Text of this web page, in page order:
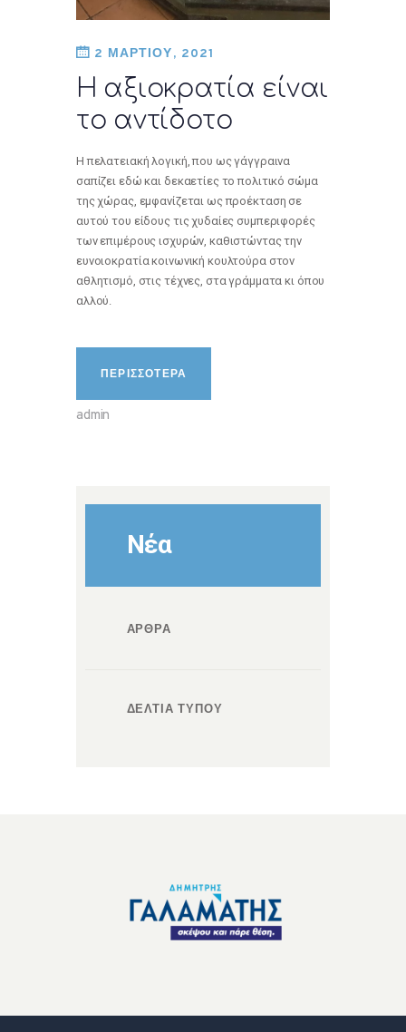
2 ΜΑΡΤΙΟΥ, 2021
Η αξιοκρατία είναι
το αντίδοτο
Η πελατειακή λογική, που ως γάγγραινα
σαπίζει εδώ και δεκαετίες το πολιτικό σώμα
της χώρας, εμφανίζεται ως προέκταση σε
αυτού του είδους τις χυδαίες συμπεριφορές
των επιμέρους ισχυρών, καθιστώντας την
ευνοιοκρατία κοινωνική κουλτούρα στον
αθλητισμό, στις τέχνες, στα γράμματα κι όπου
αλλού.
ΠΕΡΙΣΣΟΤΕΡΑ
admin
Νέα
ΑΡΘΡΑ
ΔΕΛΤΙΑ ΤΥΠΟΥ